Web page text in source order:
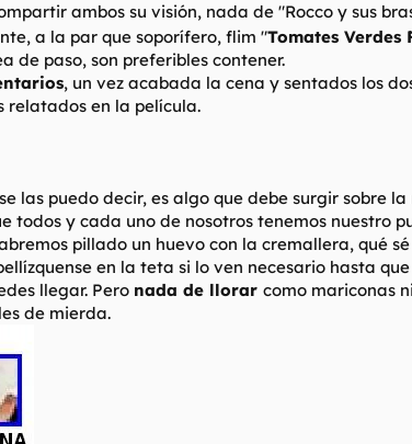
ambos su visión, nada de "Rocco y sus
a la par que soporífero, flim "Tomates Verdes
de paso, son preferibles contener.
, un vez acabada la cena y sentados los
relatados en la película.
las puedo decir, es algo que debe surgir sobre
todos y cada uno de nosotros tenemos
pillado un huevo con la cremallera, qué
en la teta si lo ven necesario hasta
llegar. Pero nada de llorar como mariconas
de mierda.